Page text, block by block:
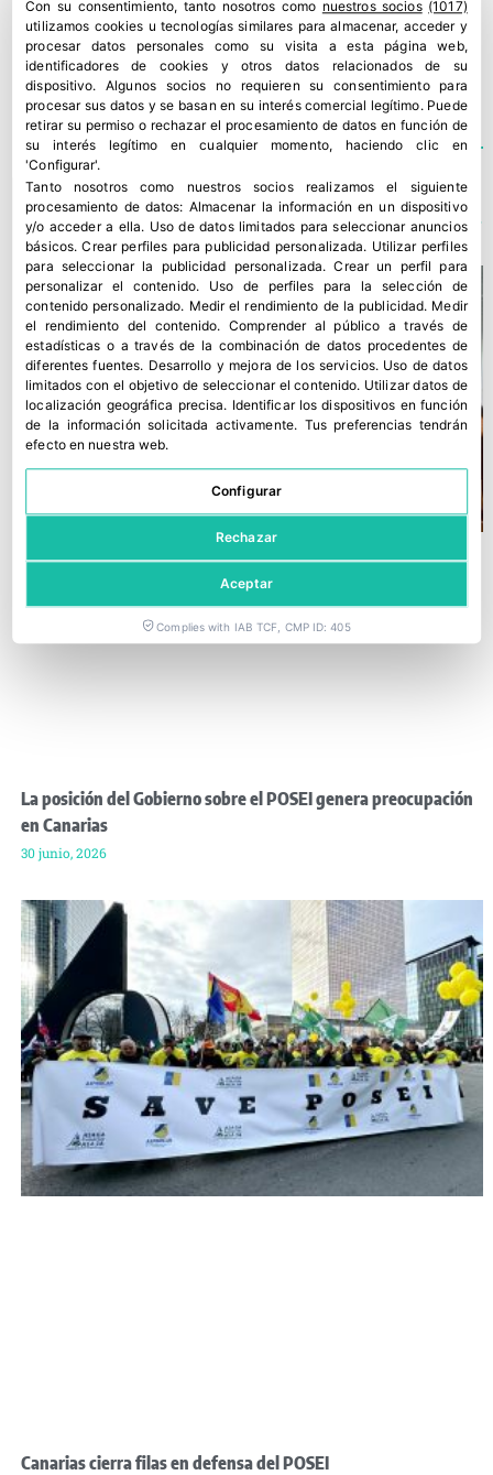
CANARIAS, DEPORTE , FUTBOL ,PLÁTANO ,
SELECCION
TE PODRÍA INTERESAR
La posición del Gobierno sobre el POSEI genera preocupación
en Canarias
30 junio, 2026
Canarias cierra filas en defensa del POSEI
Con su consentimiento, tanto nosotros como nuestros socios (1017)
utilizamos cookies u tecnologías similares para almacenar, acceder y
procesar datos personales como su visita a esta página web,
identificadores de cookies y otros datos relacionados de su
dispositivo. Algunos socios no requieren su consentimiento para
procesar sus datos y se basan en su interés comercial legítimo. Puede
retirar su permiso o rechazar el procesamiento de datos en función de
su interés legítimo en cualquier momento, haciendo clic en
'Configurar'.
Tanto nosotros como nuestros socios realizamos el siguiente
procesamiento de datos: Almacenar la información en un dispositivo
y/o acceder a ella. Uso de datos limitados para seleccionar anuncios
básicos.Crear perfiles para publicidad personalizada. Utilizar perfiles
para seleccionar la publicidad personalizada.Crear un perfil para
personalizar el contenido. Uso de perfiles para la selección de
contenido personalizado. Medir el rendimiento de la publicidad. Medir
el rendimiento del contenido.Comprender al público a través de
estadísticas o a través de la combinación de datos procedentes de
diferentes fuentes. Desarrollo y mejora de los servicios. Uso de datos
limitados con el objetivo de seleccionar el contenido. Utilizar datos de
localización geográfica precisa. Identificar los dispositivos en función
de la información solicitada activamente. Tus preferencias tendrán
efecto en nuestra web.
Configurar
Rechazar
Aceptar
Complies with IAB TCF, CMP ID: 405